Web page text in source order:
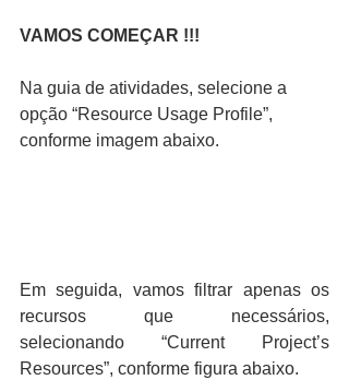
VAMOS COMEÇAR !!!
Na guia de atividades, selecione a
opção “Resource Usage Profile”,
conforme imagem abaixo.
Em seguida, vamos filtrar apenas os
recursos que necessários,
selecionando “Current Project’s
Resources”, conforme figura abaixo.